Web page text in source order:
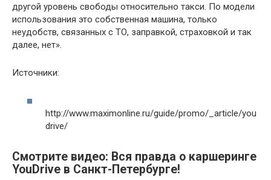
другой уровень свободы относительно такси. По модели
использования это собственная машина, только
неудобств, связанных с ТО, заправкой, страховкой и так
далее, нет».
Источники:
http://www.maximonline.ru/guide/promo/_article/you
drive/
Смотрите видео: Вся правда о каршеринге
YouDrive в Санкт-Петербурге!